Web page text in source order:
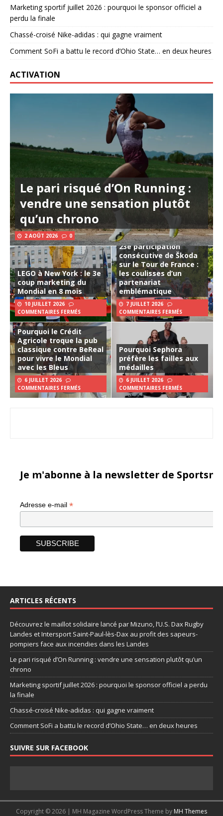
Marketing sportif juillet 2026 : pourquoi le sponsor officiel a
perdu la finale
Chassé-croisé Nike-adidas : qui gagne vraiment
Comment SoFi a battu le record d’Ohio State… en deux heures
ACTIVATION
Le pari risqué d’On Running :
vendre une sensation plutôt
qu’un chrono
2 AOÛT 2026 0
LEGO à New York : le 3e
coup marketing du
Mondial en 8 mois
10 JUILLET 2026
COMMENTAIRES FERMÉS
23e participation
consécutive de Škoda
sur le Tour de France :
les coulisses d’un
partenariat
emblématique
7 JUILLET 2026
COMMENTAIRES FERMÉS
Pourquoi le Crédit
Agricole troque la pub
classique contre BeReal
pour vivre le Mondial
avec les Bleus
6 JUILLET 2026
COMMENTAIRES FERMÉS
Pourquoi Sephora
préfère les failles aux
médailles
6 JUILLET 2026
COMMENTAIRES FERMÉS
Je m'abonne à la newsletter de
Adresse e-mail *
ARTICLES RÉCENTS
Découvrez le maillot solidaire lancé par Mizuno, l’U.S. Dax Rugby
Landes et Intersport Saint-Paul-lès-Dax au profit des sapeurs-
pompiers face aux incendies dans les Landes
Le pari risqué d’On Running : vendre une sensation plutôt qu’un
chrono
Marketing sportif juillet 2026 : pourquoi le sponsor officiel a perdu
la finale
Chassé-croisé Nike-adidas : qui gagne vraiment
Comment SoFi a battu le record d’Ohio State… en deux heures
SUIVRE SUR FACEBOOK
Copyright © 2026 | MH Magazine WordPress Theme by MH Themes